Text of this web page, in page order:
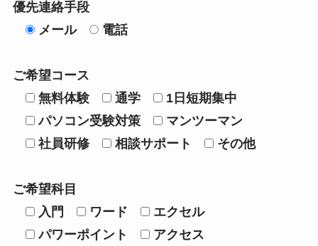
優先連絡手段
メール
電話
ご希望コース
無料体験
通学
1日短期集中
パソコン受験対策
マンツーマン
社員研修
相談サポート その他
ご希望科目
入門
ワード
エクセル
パワーポイント
アクセス